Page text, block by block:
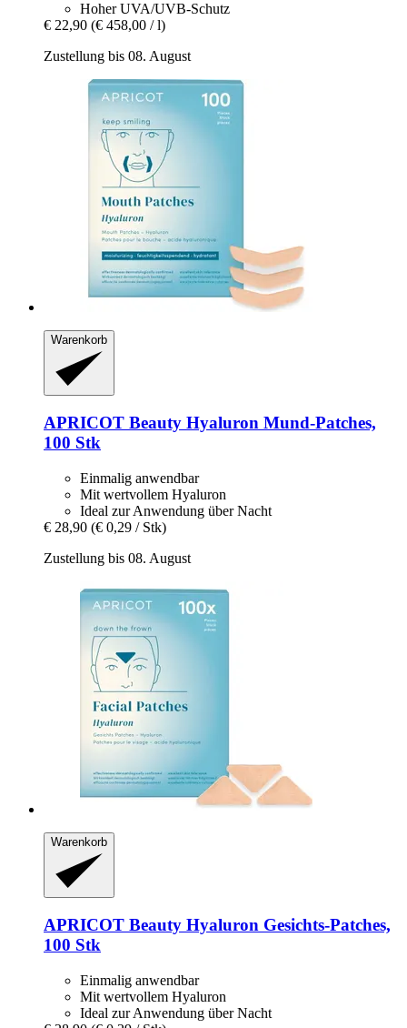
Hoher UVA/UVB-Schutz
€ 22,90 (€ 458,00 / l)
Zustellung bis 08. August
Warenkorb
APRICOT Beauty Hyaluron Mund‑Patches,
100 Stk
Einmalig anwendbar
Mit wertvollem Hyaluron
Ideal zur Anwendung über Nacht
€ 28,90 (€ 0,29 / Stk)
Zustellung bis 08. August
Warenkorb
APRICOT Beauty Hyaluron Gesichts‑Patches,
100 Stk
Einmalig anwendbar
Mit wertvollem Hyaluron
Ideal zur Anwendung über Nacht